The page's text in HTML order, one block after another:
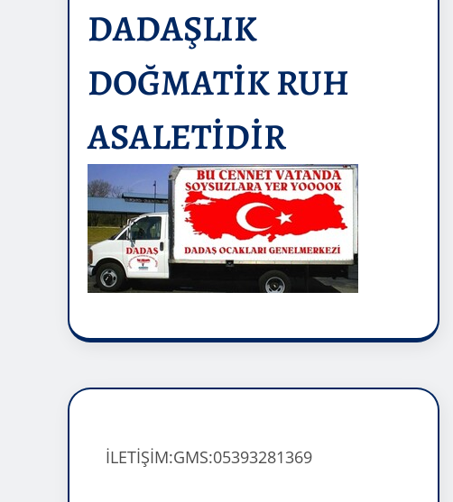
DADAŞLIK
DOĞMATİK RUH
ASALETİDİR
İLETİŞİM:GMS:05393281369